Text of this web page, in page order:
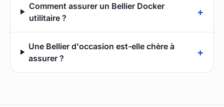
Comment assurer un Bellier Docker
utilitaire ?
+
Une Bellier d'occasion est-elle chère à
assurer ?
+